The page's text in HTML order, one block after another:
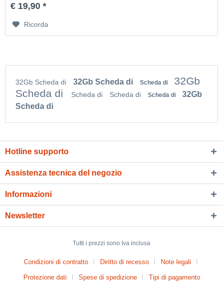
€ 19,90 *
Ricorda
32Gb Scheda di 32Gb Scheda di Scheda di
32Gb
Scheda di
Scheda di Scheda di Scheda di
32Gb
Scheda di
Hotline supporto
Assistenza tecnica del negozio
Informazioni
Newsletter
Tutti i prezzi sono Iva inclusa
Condizioni di contratto Diritto di recesso Note legali
Protezione dati Spese di spedizione Tipi di pagamento